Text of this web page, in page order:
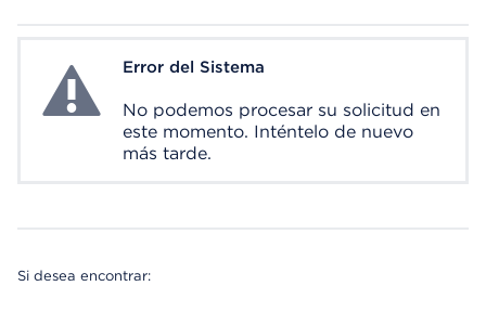
System ErrorError del Sistema
No podemos procesar su solicitud en
este momento. Inténtelo de nuevo
más tarde.
Si desea encontrar: